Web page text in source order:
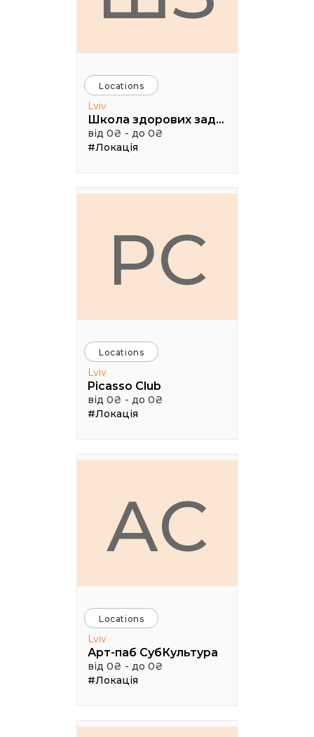
Locations
Lviv
Школа здорових задоволень Чотири ключі
від 0₴ - до 0₴
#Локація
PC
Locations
Lviv
Picasso Club
від 0₴ - до 0₴
#Локація
АС
Locations
Lviv
Арт-паб СубКультура
від 0₴ - до 0₴
#Локація